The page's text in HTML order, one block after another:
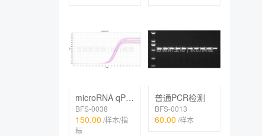
microRNA qPCR检测
BFS-0038
150.00 /样本/指
标
普通PCR检测
BFS-0013
60.00 /样本